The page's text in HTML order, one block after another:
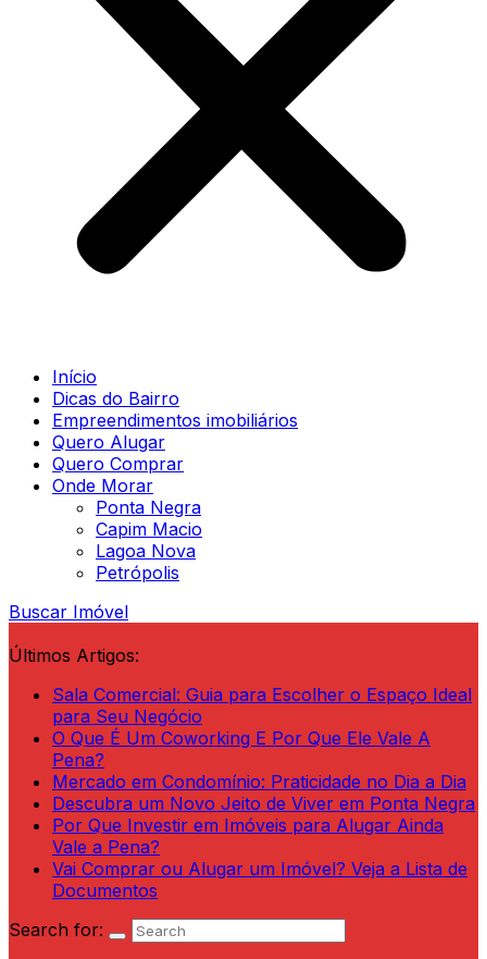
Início
Dicas do Bairro
Empreendimentos imobiliários
Quero Alugar
Quero Comprar
Onde Morar
Ponta Negra
Capim Macio
Lagoa Nova
Petrópolis
Buscar Imóvel
Últimos Artigos:
Sala Comercial: Guia para Escolher o Espaço Ideal
para Seu Negócio
O Que É Um Coworking E Por Que Ele Vale A
Pena?
Mercado em Condomínio: Praticidade no Dia a Dia
Descubra um Novo Jeito de Viver em Ponta Negra
Por Que Investir em Imóveis para Alugar Ainda
Vale a Pena?
Vai Comprar ou Alugar um Imóvel? Veja a Lista de
Documentos
Search for: